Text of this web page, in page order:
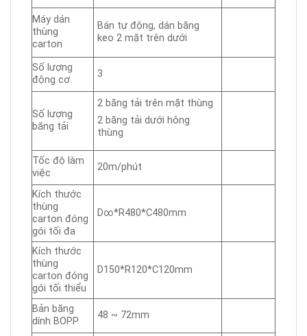
Máy dán
thùng
carton
Bán tự động, dán băng
keo 2 mặt trên dưới
Số lượng
động cơ
3
Số lượng
băng tải
2 băng tải trên mặt thùng
2 băng tải dưới hông
thùng
Tốc độ làm
việc
20m/phút
Kích thước
thùng
carton đóng
gói tối đa
D∞*R480*C480mm
Kích thước
thùng
carton đóng
gói tối thiểu
D150*R120*C120mm
Bản băng
dính BOPP
48 ~ 72mm